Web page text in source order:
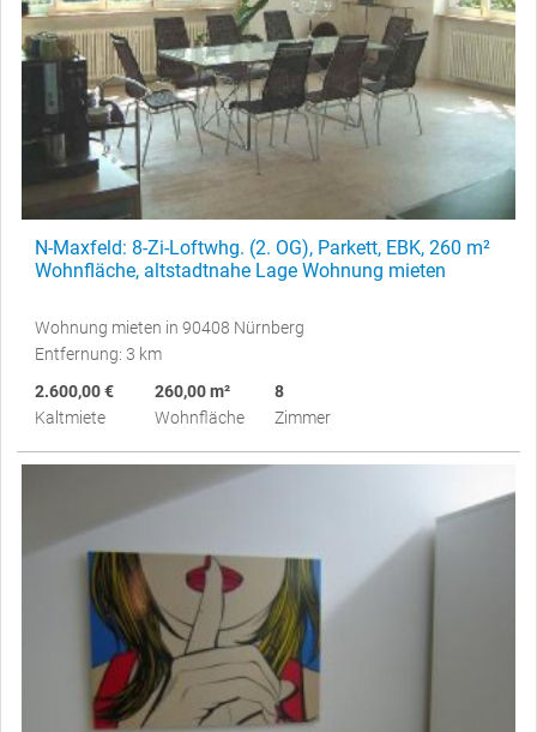
N-Maxfeld: 8-Zi-Loftwhg. (2. OG), Parkett, EBK, 260 m²
Wohnfläche, altstadtnahe Lage Wohnung mieten
Wohnung mieten in 90408 Nürnberg
Entfernung: 3 km
2.600,00 €
Kaltmiete
260,00 m²
Wohnfläche
8
Zimmer